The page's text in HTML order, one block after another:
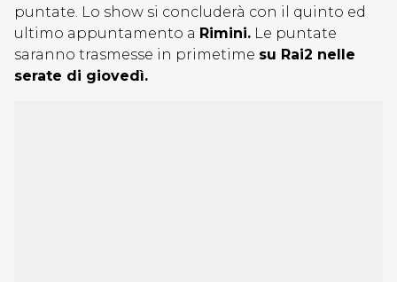
puntate. Lo show si concluderà con il quinto ed
ultimo appuntamento a Rimini. Le puntate
saranno trasmesse in primetime su Rai2 nelle
serate di giovedì.